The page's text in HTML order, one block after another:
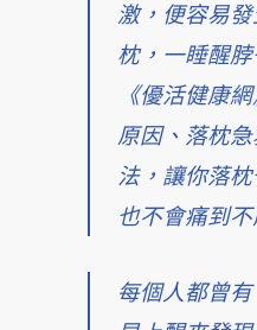
激，便容易
枕，一睡醒
《優活健康
原因、落枕
法，讓你落
也不會痛到不
每個人都曾